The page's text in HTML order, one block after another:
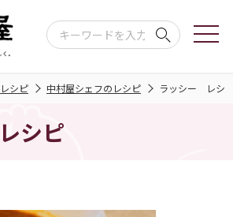
レシピ 中村屋シェフのレシピ ラッシー レシ
シピ